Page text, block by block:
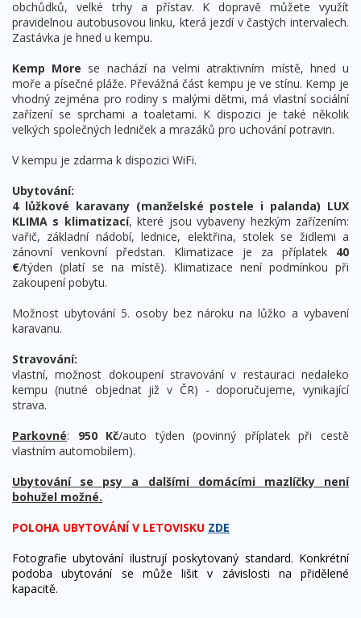
obchůdků, velké trhy a přístav. K dopravě můžete využít
pravidelnou autobusovou linku, která jezdí v častých intervalech.
Zastávka je hned u kempu.
Kemp More se nachází na velmi atraktivním místě, hned u
moře a písečné pláže. Převážná část kempu je ve stínu. Kemp je
vhodný zejména pro rodiny s malými dětmi, má vlastní sociální
zařízení se sprchami a toaletami. K dispozici je také několik
velkých společných ledniček a mrazáků pro uchování potravin.
V kempu je zdarma k dispozici WiFi.
Ubytování:
4 lůžkové karavany (manželské postele i palanda) LUX
KLIMA s klimatizací, které jsou vybaveny hezkým zařízením:
vařič, základní nádobí, lednice, elektřina, stolek se židlemi a
zánovní venkovní předstan. Klimatizace je za příplatek 40
€/týden (platí se na místě). Klimatizace není podmínkou při
zakoupení pobytu.
Možnost ubytování 5. osoby bez nároku na lůžko a vybavení
karavanu.
Stravování:
vlastní, možnost dokoupení stravování v restauraci nedaleko
kempu (nutné objednat již v ČR) - doporučujeme, vynikající
strava.
Parkovné: 950 Kč/auto týden (povinný příplatek při cestě
vlastním automobilem).
Ubytování se psy a dalšími domácími mazlíčky není
bohužel možné.
POLOHA UBYTOVÁNÍ V LETOVISKU ZDE
Fotografie ubytování ilustrují poskytovaný standard. Konkrétní
podoba ubytování se může lišit v závislosti na přidělené
kapacitě.